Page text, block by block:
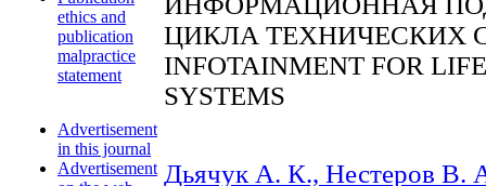
ethics and
publication
malpractice
statement
Advertisement
in this journal
Advertisement
ЦИКЛА ТЕХНИЧЕСКИХ
INFOTAINMENT FOR
SYSTEMS
Дьячук А. К., Нестеров